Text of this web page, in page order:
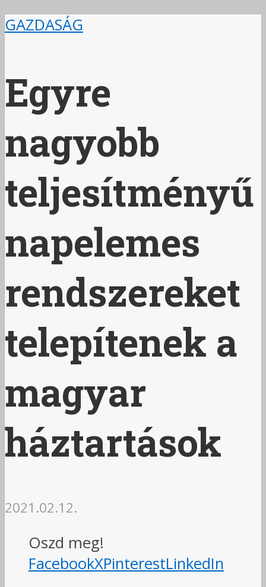
GAZDASÁG
Egyre
nagyobb
teljesítményű
napelemes
rendszereket
telepítenek a
magyar
háztartások
2021.02.12.
Oszd meg!
FacebookXPinterestLinkedIn